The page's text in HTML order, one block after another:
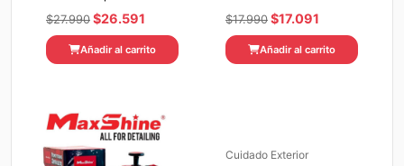
$27.990 El
precio
original
$26.591
precio
actual
Añadir al carrito
$17.990 El
precio
original
$17.091
precio
actual
Añadir al carrito
Cuidado Exterior